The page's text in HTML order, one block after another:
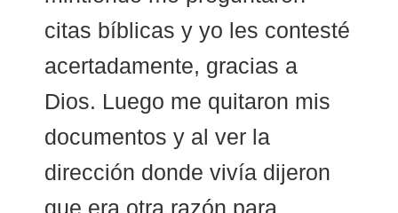
citas bíblicas y yo les contesté
acertadamente, gracias a
Dios. Luego me quitaron mis
documentos y al ver la
dirección donde vivía dijeron
que era otra razón para